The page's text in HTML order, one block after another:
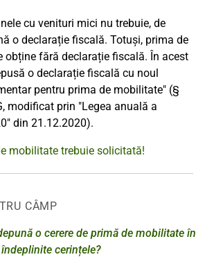
cu venituri mici nu trebuie, de
o declarație fiscală. Totuși, prima de
obține fără declarație fiscală. În acest
o declarație fiscală cu noul
pentru prima de mobilitate" (§
modificat prin "Legea anuală a
din 21.12.2020).
mobilitate trebuie solicitată!
CÂMP
o cerere de primă de mobilitate în
cerințele?